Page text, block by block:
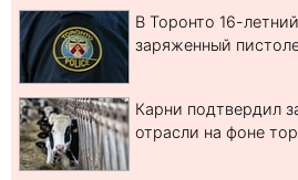
В Торонто 16-
заряженный
Карни подтвердил
отрасли на фоне